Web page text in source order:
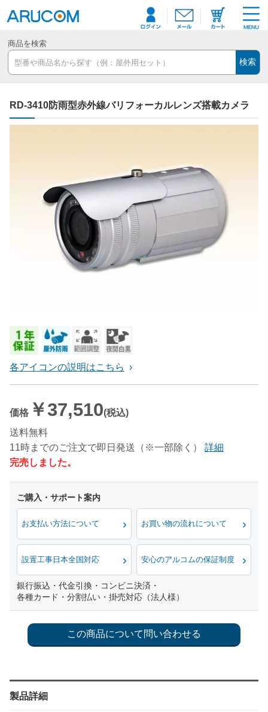
商品を検索
検索
RD-3410防雨型赤外線バリフォーカルレンズ搭載カメラ
各アイコンの説明はこちら
価格 ￥37,510(税込)
送料無料
11時までのご注文で即日発送（※一部除く）
詳細
完売しました。
お支払い方法について お買い物の流れについて
設置工事日本全国対応 安心のアルコムの保証制度
銀行振込・代金引換・コンビニ決済・
各種カード・分割払い・掛売対応（法人様）
製品詳細